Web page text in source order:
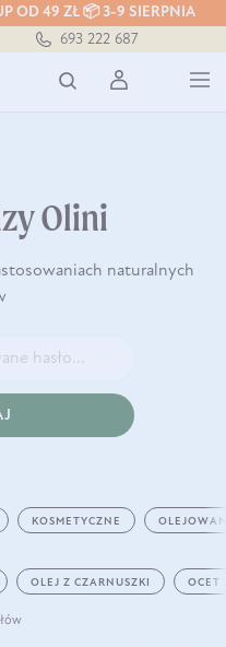
OD 49 ZŁ 📦 3-9 SIERPNIA
693 222 687
Olini
naturalnych
KOSMETYCZNE
OLEJ Z CZARNUSZKI OCET